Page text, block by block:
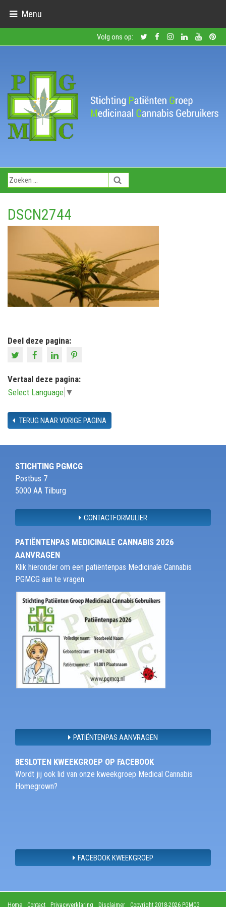
Menu
Volg ons op:
DSCN2744
Deel deze pagina:
Vertaal deze pagina:
Select Language ▼
TERUG NAAR VORIGE PAGINA
STICHTING PGMCG
Postbus 7
5000 AA Tilburg
CONTACTFORMULIER
PATIËNTENPAS MEDICINALE CANNABIS 2026
AANVRAGEN
Klik hieronder om een patiëntenpas Medicinale Cannabis
PGMCG aan te vragen
PATIËNTENPAS AANVRAGEN
BESLOTEN KWEEKGROEP OP FACEBOOK
Wordt jij ook lid van onze kweekgroep Medical Cannabis
Homegrown?
FACEBOOK KWEEKGROEP
Home Contact Privacyverklaring Disclaimer Copyright 2018-2026 PGMCG